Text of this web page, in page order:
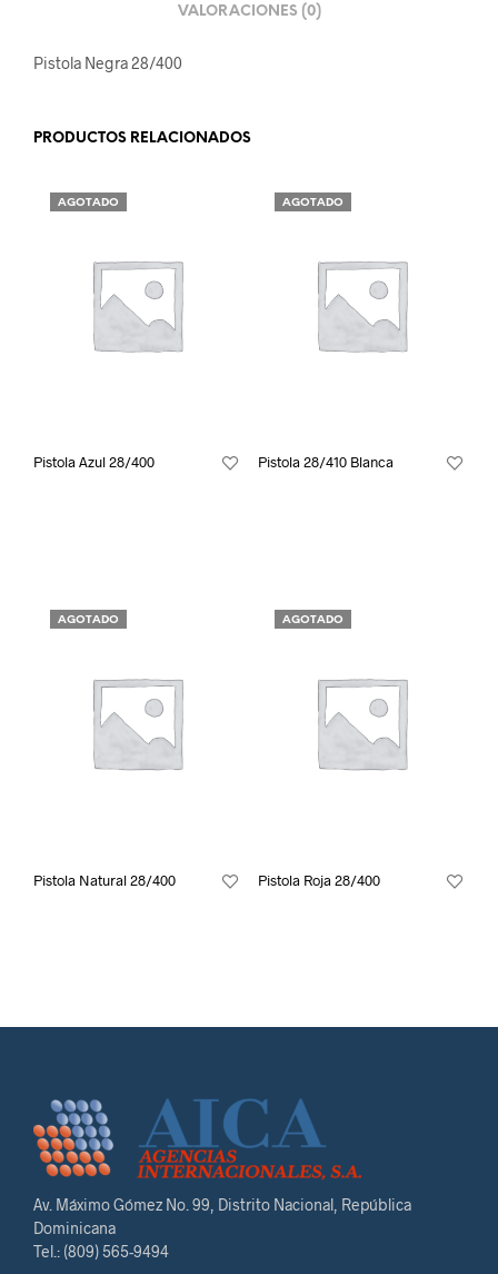
VALORACIONES (0)
Pistola Negra 28/400
PRODUCTOS RELACIONADOS
AGOTADO
Pistola Azul 28/400
AGOTADO
Pistola 28/410 Blanca
AGOTADO
Pistola Natural 28/400
AGOTADO
Pistola Roja 28/400
Av. Máximo Gómez No. 99, Distrito Nacional, República
Dominicana
Tel.: (809) 565-9494